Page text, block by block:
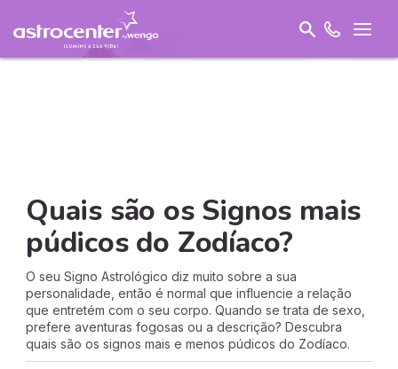
Quais são os Signos mais
púdicos do Zodíaco?
O seu Signo Astrológico diz muito sobre a sua
personalidade, então é normal que influencie a relação
que entretém com o seu corpo. Quando se trata de sexo,
prefere aventuras fogosas ou a descrição? Descubra
quais são os signos mais e menos púdicos do Zodíaco.